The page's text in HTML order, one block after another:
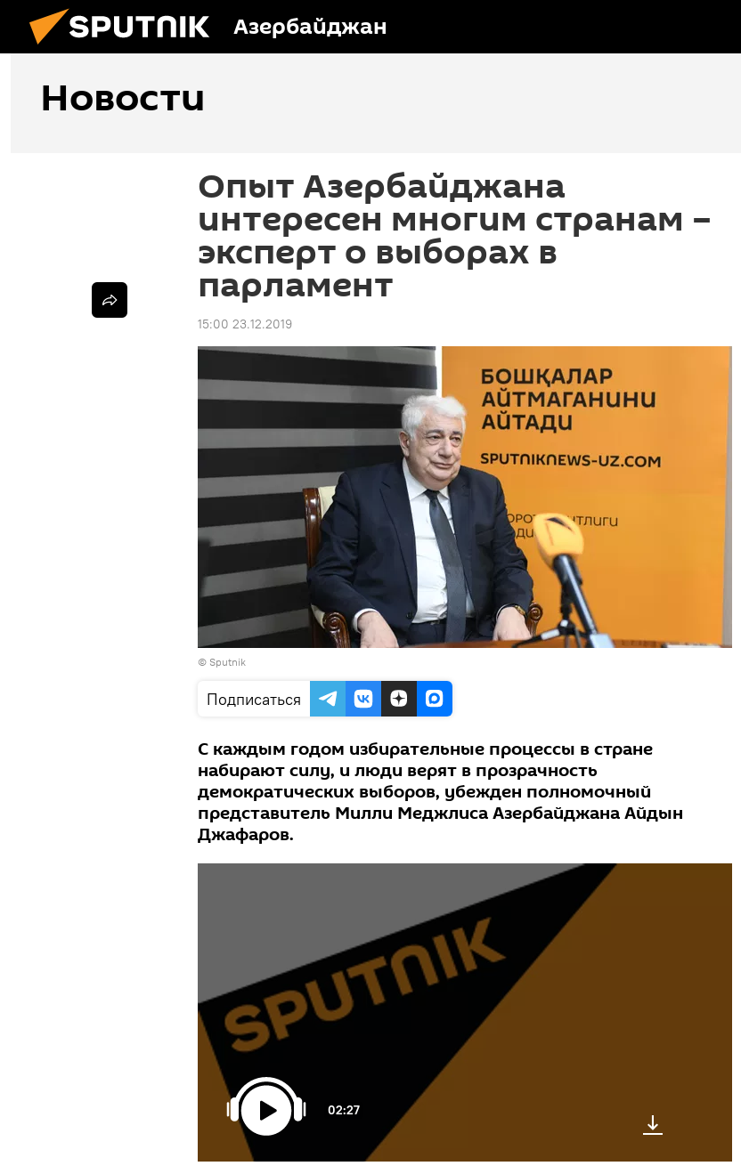
Азербайджан
Новости
Опыт Азербайджана
интересен многим странам –
эксперт о выборах в
парламент
15:00 23.12.2019
© Sputnik
Подписаться
С каждым годом избирательные процессы в стране
набирают силу, и люди верят в прозрачность
демократических выборов, убежден полномочный
представитель Милли Меджлиса Азербайджана Айдын
Джафаров.
02:27